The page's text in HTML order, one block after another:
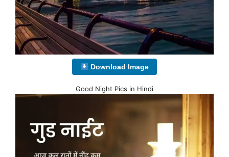
Download Image
Good Night Pics in Hindi